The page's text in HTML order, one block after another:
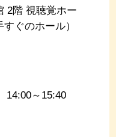
2階 視聴覚ホー
ぐのホール）
14:00～15:40